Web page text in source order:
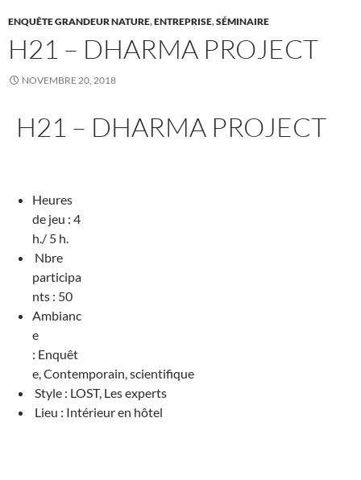
ENQUÊTE GRANDEUR NATURE,ENTREPRISE,SÉMINAIRE
H21 – DHARMA PROJECT
NOVEMBRE 20, 2018
H21 – DHARMA PROJECT
Heures
de jeu : 4
h./ 5 h.
Nbre
participa
nts : 50
Ambianc
e
: Enquêt
e, Contemporain, scientifique
Style : LOST, Les experts
Lieu : Intérieur en hôtel